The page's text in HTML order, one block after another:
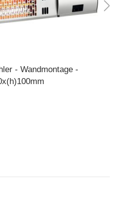
- Wandmontage -